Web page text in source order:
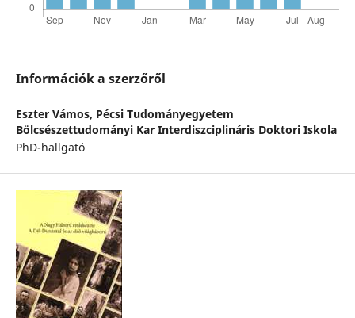
Információk a szerzőről
Eszter Vámos, Pécsi Tudományegyetem
Bölcsészettudományi Kar Interdiszciplináris Doktori Iskola
PhD-hallgató